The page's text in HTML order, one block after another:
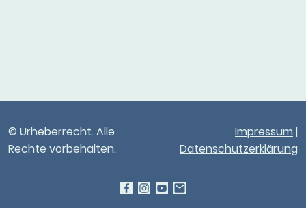
© Urheberrecht. Alle
Rechte vorbehalten.
Impressum |
Datenschutzerklärung